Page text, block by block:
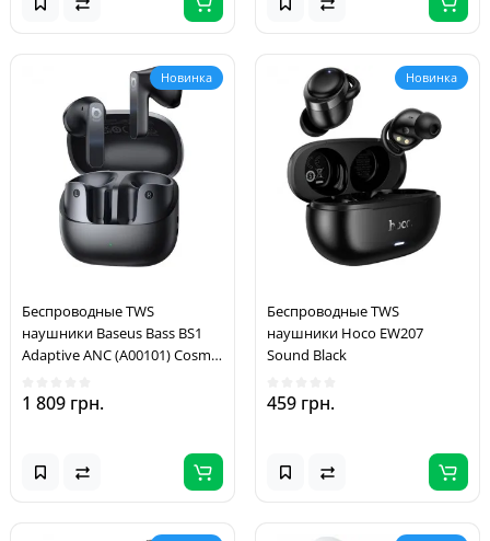
Новинка
Беспроводные TWS
наушники Baseus Bass BS1
Adaptive ANC (A00101) Cosmic
1 809 грн.
Новинка
Беспроводные TWS
наушники Hoco EW207
Sound Black
459 грн.